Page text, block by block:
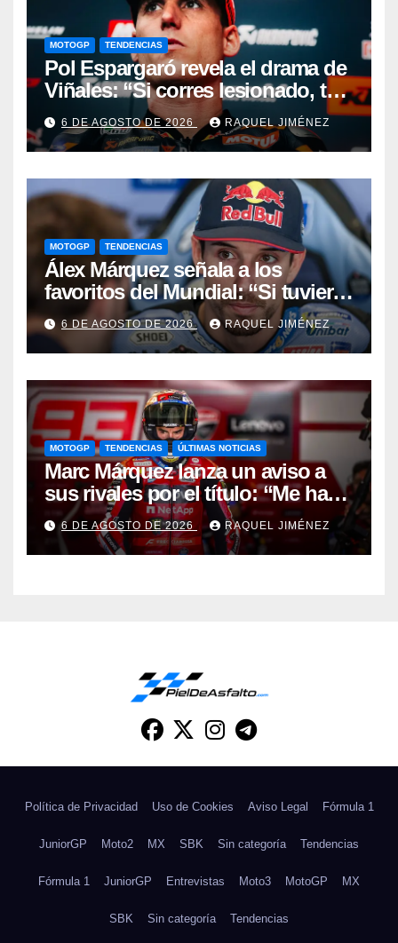
MOTOGP TENDENCIAS
Pol Espargaró revela el drama de
Viñales: “Si corres lesionado, te
juzgan; si no corres,
desapareces”
6 DE AGOSTO DE 2026 RAQUEL JIMÉNEZ
MOTOGP TENDENCIAS
Álex Márquez señala a los
favoritos del Mundial: “Si tuviera
que apostar mi dinero, ya sabéis
por quién sería”
6 DE AGOSTO DE 2026 RAQUEL JIMÉNEZ
MOTOGP TENDENCIAS ÚLTIMAS NOTICIAS
Marc Márquez lanza un aviso a
sus rivales por el título: “Me han
dado una segunda oportunidad”
6 DE AGOSTO DE 2026 RAQUEL JIMÉNEZ
Política de Privacidad Uso de Cookies Aviso Legal Fórmula 1
JuniorGP Moto2 MX SBK Sin categoría Tendencias
Fórmula 1 JuniorGP Entrevistas Moto3 MotoGP MX
SBK Sin categoría Tendencias